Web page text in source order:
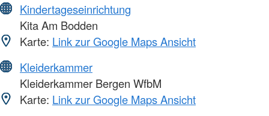
Kindertageseinrichtung
Kita Am Bodden
Karte: Link zur Google Maps Ansicht
Kleiderkammer
Kleiderkammer Bergen WfbM
Karte: Link zur Google Maps Ansicht